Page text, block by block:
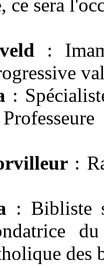
ce sera
:
:
:
: Bibliste
des